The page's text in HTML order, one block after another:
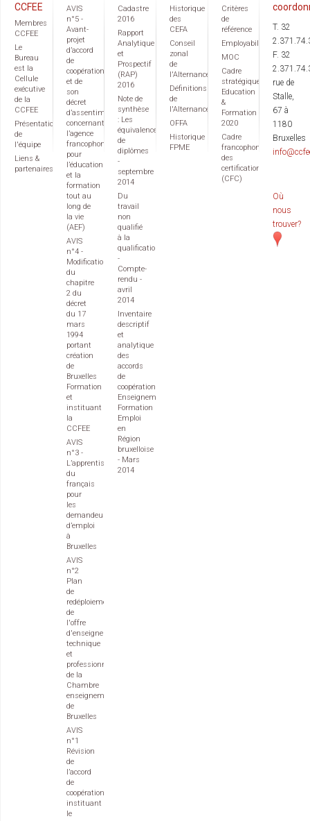
CCFEE
Membres
CCFEE
Le
Bureau
est la
Cellule
exécutive
de la
CCFEE
Présentation
de
l'équipe
Liens &
partenaires
AVIS
n°5 -
Avant-
projet
d’accord
de
coopération
et de
son
décret
d’assentiment
concernant
l’agence
francophone
pour
l’éducation
et la
formation
tout au
long de
la vie
(AEF)
AVIS
n°4 -
Modification
du
chapitre
2 du
décret
du 17
mars
1994
portant
création
de
Bruxelles
Formation
et
instituant
la
CCFEE
AVIS
n°3 -
L’apprentissage
du
français
pour
les
demandeurs
d’emploi
à
Bruxelles
AVIS
n°2
Plan
de
redéploiement
de
l'offre
d'enseignement
technique
et
professionnel
de la
Chambre
enseignement
de
Bruxelles
AVIS
n°1
Révision
de
l’accord
de
coopération
instituant
le
Cadastre
2016
Rapport
Analytique
et
Prospectif
(RAP)
2016
Note de
synthèse
: Les
équivalences
de
diplômes
-
septembre
2014
Du
travail
non
qualifié
à la
qualification
-
Compte-
rendu -
avril
2014
Inventaire
descriptif
et
analytique
des
accords
de
coopération
Enseignement
Formation
Emploi
en
Région
bruxelloise
- Mars
2014
Historique
des
CEFA
Conseil
zonal
de
l'Alternance
Définitions
de
l'Alternance
OFFA
Historique
FPME
Critères
de
référence
Employabilité
MOC
Cadre
stratégique
Education
&
Formation
2020
Cadre
francophone
des
certifications
(CFC)
T. 32
F. 32
rue de
Stalle,
67 à
1180
Bruxelles
Où
nous
trouver?